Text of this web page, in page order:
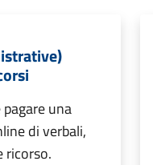
una
di verbali,
ricorso.